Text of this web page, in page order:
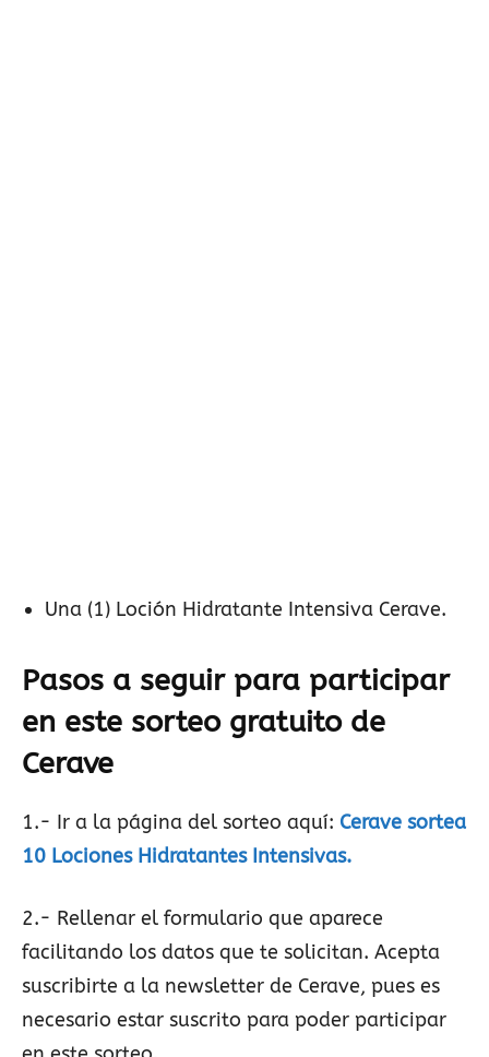
Una (1) Loción Hidratante Intensiva Cerave.
Pasos a seguir para participar
en este sorteo gratuito de
Cerave
1.- Ir a la página del sorteo aquí: Cerave sortea
10 Lociones Hidratantes Intensivas.
2.- Rellenar el formulario que aparece
facilitando los datos que te solicitan. Acepta
suscribirte a la newsletter de Cerave, pues es
necesario estar suscrito para poder participar